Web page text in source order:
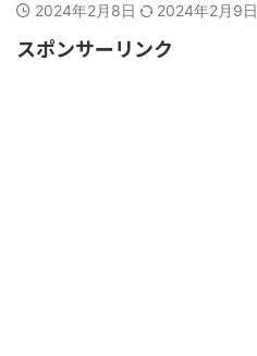
2024年2月8日 2024年2月9日
スポンサーリンク